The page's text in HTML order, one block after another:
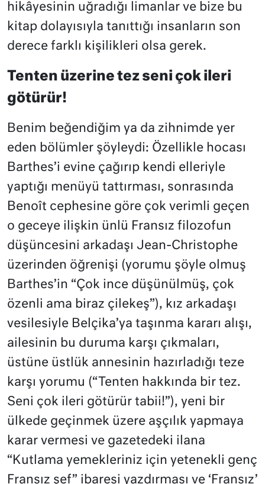
hikâyesinin uğradığı limanlar ve bize bu
kitap dolayısıyla tanıttığı insanların son
derece farklı kişilikleri olsa gerek.
Tenten üzerine tez seni çok ileri
götürür!
Benim beğendiğim ya da zihnimde yer
eden bölümler şöyleydi: Özellikle hocası
Barthes’i evine çağırıp kendi elleriyle
yaptığı menüyü tattırması, sonrasında
Benoît cephesine göre çok verimli geçen
o geceye ilişkin ünlü Fransız filozofun
düşüncesini arkadaşı Jean-Christophe
üzerinden öğrenişi (yorumu şöyle olmuş
Barthes’in “Çok ince düşünülmüş, çok
özenli ama biraz çilekeş”), kız arkadaşı
vesilesiyle Belçika’ya taşınma kararı alışı,
ailesinin bu duruma karşı çıkmaları,
üstüne üstlük annesinin hazırladığı teze
karşı yorumu (“Tenten hakkında bir tez.
Seni çok ileri götürür tabii!”), yeni bir
ülkede geçinmek üzere aşçılık yapmaya
karar vermesi ve gazetedeki ilana
“Kutlama yemekleriniz için yetenekli genç
Fransız şef” ibaresi yazdırması ve ‘Fransız’